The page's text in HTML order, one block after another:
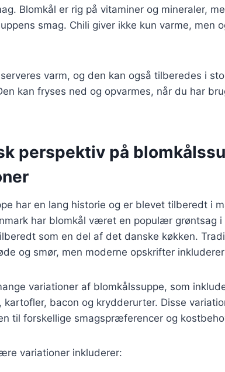
Blomkål er rig på vitaminer og mineraler,
smag. Chili giver ikke kun varme, men
varm, og den kan også tilberedes i
kan fryses ned og opvarmes, når du har
perspektiv på
har en lang historie og er blevet tilberedt i
har blomkål været en populær grøntsag i
som en del af det danske køkken.
og smør, men moderne opskrifter
variationer af blomkålssuppe, som
kartofler, bacon og krydderurter. Disse
til forskellige smagspræferencer og
variationer inkluderer: